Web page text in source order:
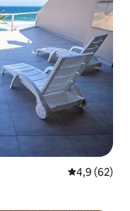
Gemiddelde
4,9 (62)